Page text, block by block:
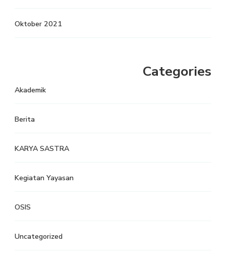
Oktober 2021
Categories
Akademik
Berita
KARYA SASTRA
Kegiatan Yayasan
OSIS
Uncategorized